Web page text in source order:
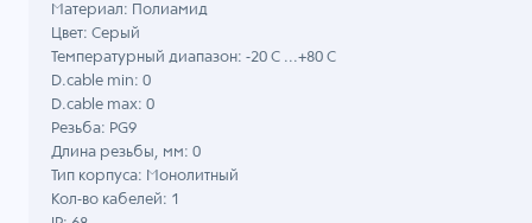
Материал: Полиамид
Цвет: Серый
Температурный диапазон: -20 C ...+80 C
D.cable min: 0
D.cable max: 0
Резьба: PG9
Длина резьбы, мм: 0
Тип корпуса: Монолитный
Кол-во кабелей: 1